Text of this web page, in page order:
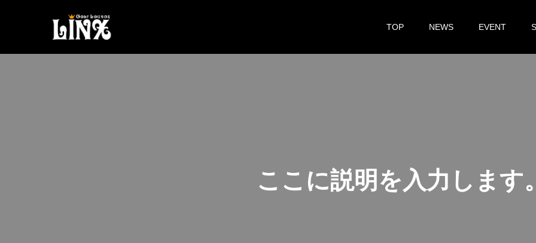
TOP NEWS EVENT
こ こ に説明を 入 力 し ま す
ここ